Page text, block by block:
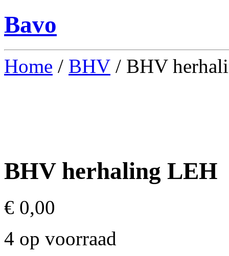
Bavo
Home / BHV / BHV
BHV herhaling LEH
€ 0,00
4 op voorraad